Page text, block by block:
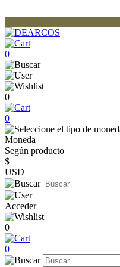
0
0
0
Moneda
Según producto
$
USD
Acceder
0
0